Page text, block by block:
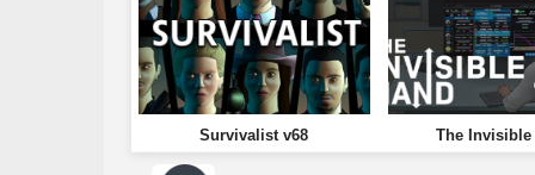
Survivalist v68 The Invisible